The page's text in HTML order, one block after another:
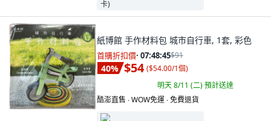
紙博館 手作材料包 城市自行車, 1套, 彩色
首購折扣價· 07:48:44$91
40% $54 ($54.00/1個)
明天 8/11 (二)預計送達
酷澎直售 ∙ WOW免運 ∙ 免費退貨